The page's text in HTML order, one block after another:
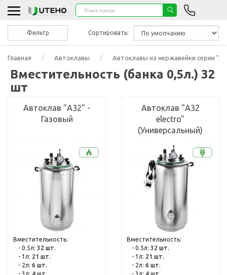
Главная Автоклавы Автоклавы из нержавейки серии "А"
Вместительность (банка 0,5л.) 32
шт
Фильтр Сортировать:
Автоклав "А32" -
Газовый
Вместительность:
- 0.5л: 32 шт.
- 1л: 21 шт.
- 2л: 6 шт.
Автоклав "А32
electro"
(Универсальный)
Вместительность:
- 0.5л: 32 шт.
- 1л: 21 шт.
- 2л: 6 шт.